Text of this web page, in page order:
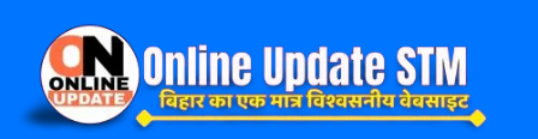
content